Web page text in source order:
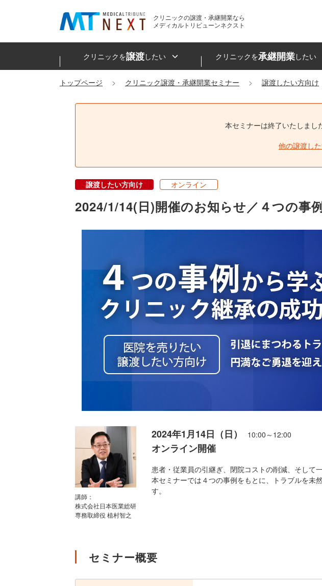
クリニックの譲渡・承継開業なら
メディカルトリビューンネクスト
クリニックを譲渡したい クリニックを承継開業したい
トップページ クリニック譲渡・承継開業セミナー 譲渡したい方向け
本セミナーは終了いたしまし
他の譲渡し
譲渡したい方向け オンライン
2024/1/14(日)開催のお知らせ／４つの事
講師：
株式会社日本医業総研
専務取締役 植村智之
2024年1月14日（日） 10:00～12:00
オンライン開催
患者・従業員の引継ぎ、閉院コストの削減、そして
本セミナーでは４つの事例をもとに、トラブルを未
す。
セミナー概要